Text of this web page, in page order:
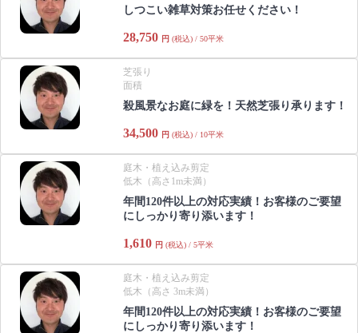
しつこい雑草対策お任せください！
28,750 円 (税込) / 50平米
芝張り
面積
殺風景なお庭に緑を！天然芝張り承ります！
34,500 円 (税込) / 10平米
庭木・植え込み剪定
低木（高さ1m未満）
年間120件以上の対応実績！お客様のご要望
にしっかり寄り添います！
1,610 円 (税込) / 5平米
庭木・植え込み剪定
低木（高さ 3m未満）
年間120件以上の対応実績！お客様のご要望
にしっかり寄り添います！